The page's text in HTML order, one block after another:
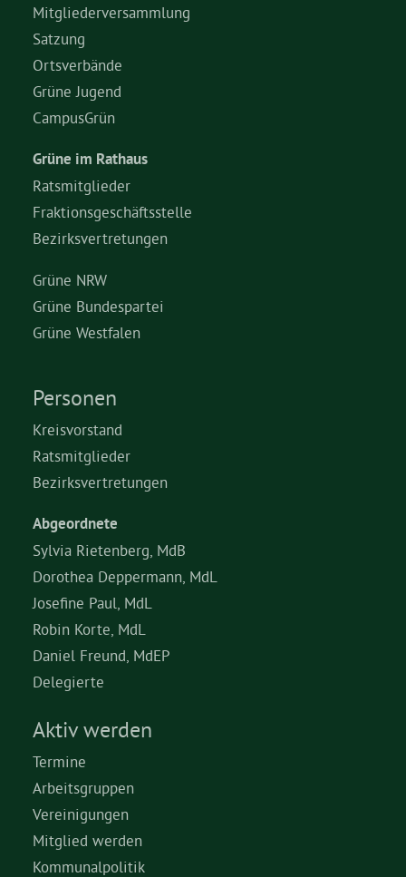
Mitgliederversammlung
Satzung
Ortsverbände
Grüne Jugend
CampusGrün
Grüne im Rathaus
Ratsmitglieder
Fraktionsgeschäftsstelle
Bezirksvertretungen
Grüne NRW
Grüne Bundespartei
Grüne Westfalen
Personen
Kreisvorstand
Ratsmitglieder
Bezirksvertretungen
Abgeordnete
Sylvia Rietenberg, MdB
Dorothea Deppermann, MdL
Josefine Paul, MdL
Robin Korte, MdL
Daniel Freund, MdEP
Delegierte
Aktiv werden
Termine
Arbeitsgruppen
Vereinigungen
Mitglied werden
Kommunalpolitik